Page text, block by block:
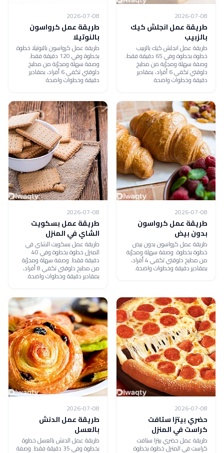
2026-07-08
طريقة عمل انجلش كيك
بالزبيب
طريقة عمل انجلش كيك بالزبيب
خطوة بخطوة وفي 65 دقيقة فقط.
وصفة سهلة ومجرّبة من مطبخ
دلوقتي تكفي 6 أفراد، بمقادير
دقيقة وخطوات واضحة.
2026-07-08
طريقة عمل كرواسون
بالنوتيلا
طريقة عمل كرواسون بالنوتيلا خطوة
بخطوة وفي 120 دقيقة فقط.
وصفة سهلة ومجرّبة من مطبخ
دلوقتي تكفي 6 أفراد، بمقادير
دقيقة وخطوات واضحة.
2026-07-08
طريقة عمل كرواسون
بدون بيض
طريقة عمل كرواسون بدون بيض
خطوة بخطوة. وصفة سهلة ومجرّبة
من مطبخ دلوقتي تكفي 4 أفراد،
بمقادير دقيقة وخطوات واضحة.
2026-07-08
طريقة عمل بسكويت
الشاي في المنزل
طريقة عمل بسكويت الشاي في
المنزل خطوة بخطوة وفي 40
دقيقة فقط. وصفة سهلة ومجرّبة
من مطبخ دلوقتي تكفي 8 أفراد،
بمقادير دقيقة وخطوات واضحة.
2026-07-08
حضري بيتزا ستافت
كراست في المنزل
طريقة عمل حضري بيتزا ستافت
كراست في المنزل خطوة بخطوة
2026-07-08
طريقة عمل الدنش
بالعسل
طريقة عمل الدنش بالعسل خطوة
بخطوة وفي 35 دقيقة فقط. وصفة